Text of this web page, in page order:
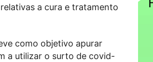
a cura e tratamento
como objetivo apurar
a utilizar o surto de covid-